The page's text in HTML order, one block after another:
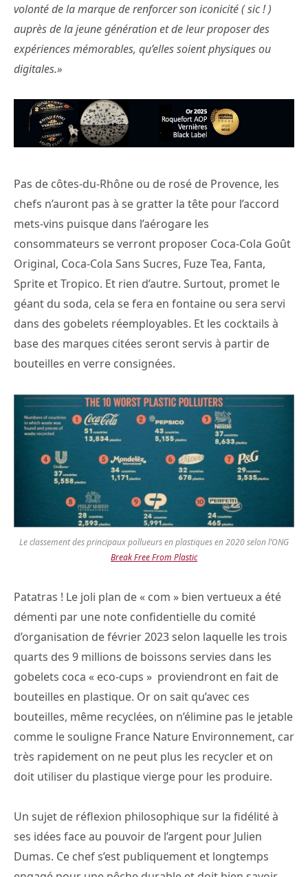
volonté de la marque de renforcer son iconicité ( sic ! )
auprès de la jeune génération et de leur proposer des
expériences mémorables, qu’elles soient physiques ou
digitales.»
Pas de côtes-du-Rhône ou de rosé de Provence, les
chefs n’auront pas à se gratter la tête pour l’accord
mets-vins puisque dans l’aérogare les
consommateurs se verront proposer Coca-Cola Goût
Original, Coca-Cola Sans Sucres, Fuze Tea, Fanta,
Sprite et Tropico. Et rien d’autre. Surtout, promet le
géant du soda, cela se fera en fontaine ou sera servi
dans des gobelets réemployables. Et les cocktails à
base des marques citées seront servis à partir de
bouteilles en verre consignées.
Le classement des principaux pollueurs en plastiques en 2020 selon l’ONG
Break Free From Plastic
Patatras ! Le joli plan de « com » bien vertueux a été
démenti par une note confidentielle du comité
d’organisation de février 2023 selon laquelle les trois
quarts des 9 millions de boissons servies dans les
gobelets coca « eco-cups » proviendront en fait de
bouteilles en plastique. Or on sait qu’avec ces
bouteilles, même recyclées, on n’élimine pas le jetable
comme le souligne France Nature Environnement, car
très rapidement on ne peut plus les recycler et on
doit utiliser du plastique vierge pour les produire.
Un sujet de réflexion philosophique sur la fidélité à
ses idées face au pouvoir de l’argent pour Julien
Dumas. Ce chef s’est publiquement et longtemps